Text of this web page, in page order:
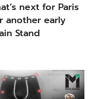
next for Paris
another early
Stand